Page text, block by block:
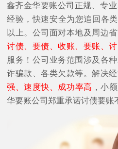
鑫齐金华要账公司正规、专
经验，快速安全为您追回各
以上。公司面对本地及周边
讨债、要债、收账、要账、
服务！公司业务范围涉及各
诈骗款、各类欠款等。解决
强、速度快、成功率高 ，小
华要账公司郑重承诺讨债要账